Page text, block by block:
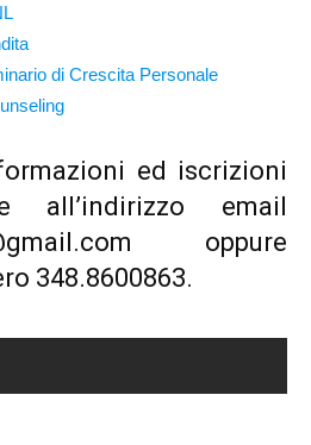
di Crescita Personale
ed iscrizioni
all’indirizzo email
oppure
348.8600863.